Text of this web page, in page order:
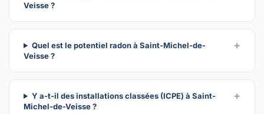
Veisse ?
Quel est le potentiel radon à Saint-Michel-de-
Veisse ?
Y a-t-il des installations classées (ICPE) à Saint-
Michel-de-Veisse ?